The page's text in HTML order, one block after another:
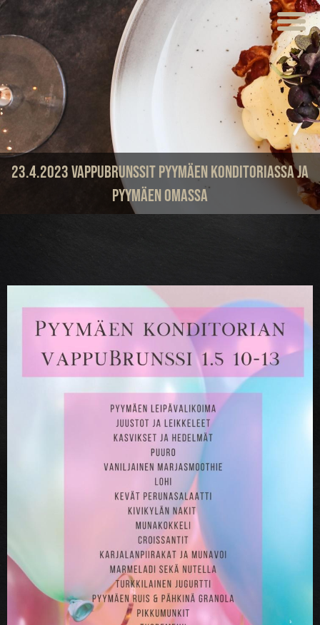
ETUSIVU
VERKKOKAUPPA
TUOTTEET
HOTELLI
23.4.2023 Vappubrunssit Pyymäen Konditoriassa ja
Pyymäen Omassa